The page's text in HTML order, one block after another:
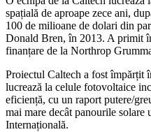
spațială de aproape zece ani,
100 de milioane de dolari din
Donald Bren, în 2013. A primit
finanțare de la Northrop
Proiectul Caltech a fost împărțit
lucrează la celule fotovoltaice
eficiență, cu un raport putere/
mai mare decât panourile solare
Internațională.